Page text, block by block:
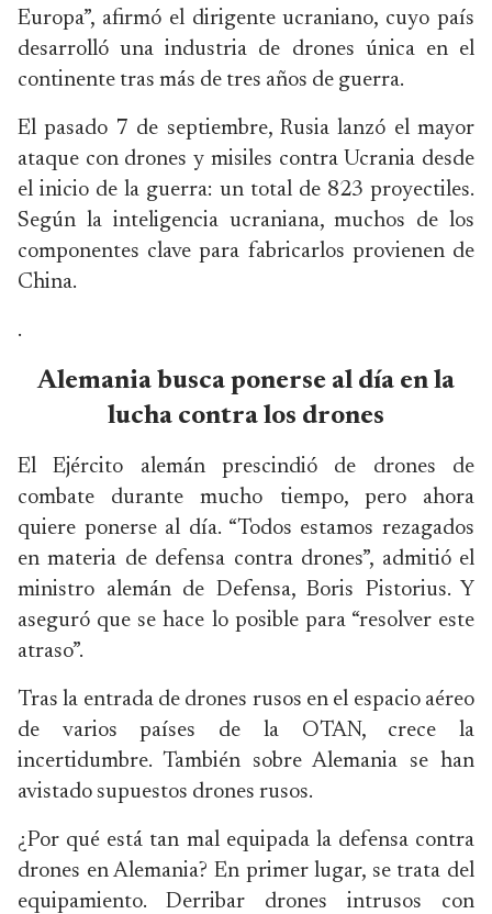
Europa”, afirmó el dirigente ucraniano, cuyo país
desarrolló una industria de drones única en el
continente tras más de tres años de guerra.
El pasado 7 de septiembre, Rusia lanzó el mayor
ataque con drones y misiles contra Ucrania desde
el inicio de la guerra: un total de 823 proyectiles.
Según la inteligencia ucraniana, muchos de los
componentes clave para fabricarlos provienen de
China.
.
Alemania busca ponerse al día en la
lucha contra los drones
El Ejército alemán prescindió de drones de
combate durante mucho tiempo, pero ahora
quiere ponerse al día. “Todos estamos rezagados
en materia de defensa contra drones”, admitió el
ministro alemán de Defensa, Boris Pistorius. Y
aseguró que se hace lo posible para “resolver este
atraso”.
Tras la entrada de drones rusos en el espacio aéreo
de varios países de la OTAN, crece la
incertidumbre. También sobre Alemania se han
avistado supuestos drones rusos.
¿Por qué está tan mal equipada la defensa contra
drones en Alemania? En primer lugar, se trata del
equipamiento. Derribar drones intrusos con